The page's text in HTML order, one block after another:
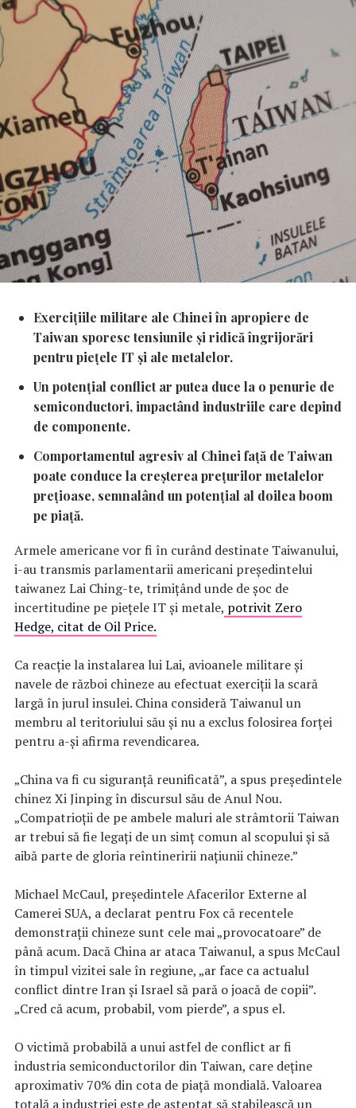
Exercițiile militare ale Chinei în apropiere de
Taiwan sporesc tensiunile și ridică îngrijorări
pentru piețele IT și ale metalelor.
Un potențial conflict ar putea duce la o penurie de
semiconductori, impactând industriile care depind
de componente.
Comportamentul agresiv al Chinei față de Taiwan
poate conduce la creșterea prețurilor metalelor
prețioase, semnalând un potențial al doilea boom
pe piață.
Armele americane vor fi în curând destinate Taiwanului,
i-au transmis parlamentarii americani președintelui
taiwanez Lai Ching-te, trimițând unde de șoc de
incertitudine pe piețele IT și metale, potrivit Zero
Hedge, citat de Oil Price.
Ca reacţie la instalarea lui Lai, avioanele militare și
navele de război chineze au efectuat exerciții la scară
largă în jurul insulei. China consideră Taiwanul un
membru al teritoriului său și nu a exclus folosirea forței
pentru a-și afirma revendicarea.
„China va fi cu siguranță reunificată”, a spus președintele
chinez Xi Jinping în discursul său de Anul Nou.
„Compatrioții de pe ambele maluri ale strâmtorii Taiwan
ar trebui să fie legați de un simț comun al scopului și să
aibă parte de gloria reîntineririi națiunii chineze.”
Michael McCaul, președintele Afacerilor Externe al
Camerei SUA, a declarat pentru Fox că ​​recentele
demonstrații chineze sunt cele mai „provocatoare” de
până acum. Dacă China ar ataca Taiwanul, a spus McCaul
în timpul vizitei sale în regiune, „ar face ca actualul
conflict dintre Iran şi Israel să pară o joacă de copii”.
„Cred că acum, probabil, vom pierde”, a spus el.
O victimă probabilă a unui astfel de conflict ar fi
industria semiconductorilor din Taiwan, care deține
aproximativ 70% din cota de piață mondială. Valoarea
totală a industriei este de așteptat să stabilească un